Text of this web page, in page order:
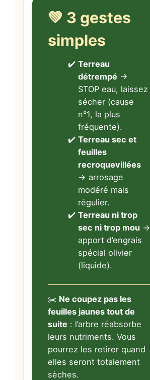
💚 3 gestes
simples
Terreau
détrempé →
STOP eau, laissez
sécher (cause
n°1, la plus
fréquente).
Terreau sec et
feuilles
recroquevillées
→ arrosage
modéré mais
régulier.
Terreau ni trop
sec ni trop mou→
apport d’engrais
spécial olivier
(liquide).
✂️ Ne coupez pas les
feuilles jaunes tout de
suite : l’arbre réabsorbe
leurs nutriments. Vous
pourrez les retirer quand
elles seront totalement
sèches.